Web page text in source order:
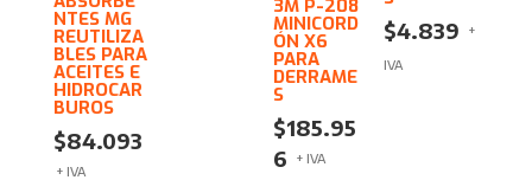
NTES MG
REUTILIZA
BLES PARA
ACEITES E
HIDROCAR
BUROS
$84.093
+ IVA
3M P-208
MINICORD
ÓN X6
PARA
DERRAME
S
$185.95
6
+ IVA
$4.839 +
IVA